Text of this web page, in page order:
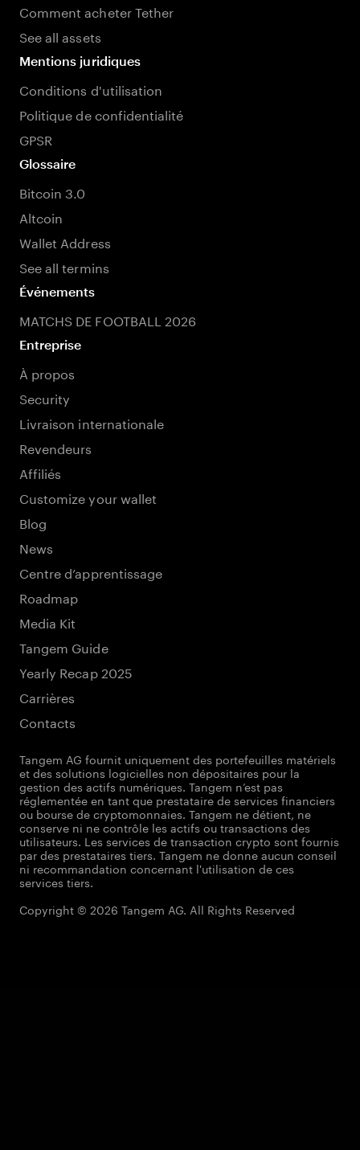
Comment acheter Tether
See all assets
Mentions juridiques
Conditions d'utilisation
Politique de confidentialité
GPSR
Glossaire
Bitcoin 3.0
Altcoin
Wallet Address
See all termins
Événements
MATCHS DE FOOTBALL 2026
Entreprise
À propos
Security
Livraison internationale
Revendeurs
Affiliés
Customize your wallet
Blog
News
Centre d’apprentissage
Roadmap
Media Kit
Tangem Guide
Yearly Recap 2025
Carrières
Contacts
Tangem AG fournit uniquement des portefeuilles matériels
et des solutions logicielles non dépositaires pour la
gestion des actifs numériques. Tangem n’est pas
réglementée en tant que prestataire de services financiers
ou bourse de cryptomonnaies. Tangem ne détient, ne
conserve ni ne contrôle les actifs ou transactions des
utilisateurs. Les services de transaction crypto sont fournis
par des prestataires tiers. Tangem ne donne aucun conseil
ni recommandation concernant l'utilisation de ces
services tiers.